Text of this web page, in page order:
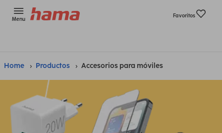
Menu
Favoritos
Home Productos Accesorios para móviles